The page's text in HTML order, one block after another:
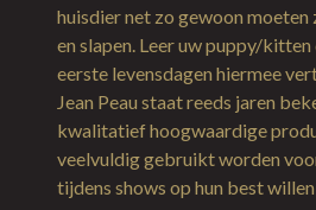
huisdier net zo gewoon moeten
en slapen. Leer uw puppy/kitten
eerste levensdagen hiermee
Jean Peau staat reeds jaren
kwalitatief hoogwaardige
veelvuldig gebruikt worden
tijdens shows op hun best